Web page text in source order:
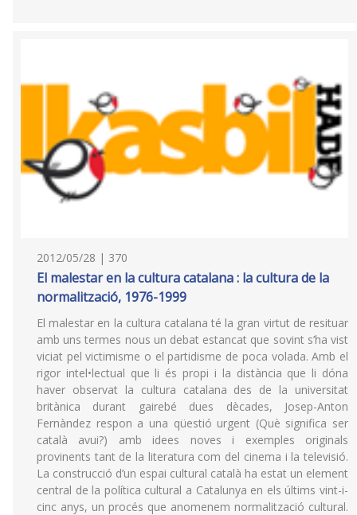
2012/05/28 | 370
El malestar en la cultura catalana : la cultura de la
normalització, 1976-1999
El malestar en la cultura catalana té la gran virtut de resituar
amb uns termes nous un debat estancat que sovint s’ha vist
viciat pel victimisme o el partidisme de poca volada. Amb el
rigor intel•lectual que li és propi i la distància que li dóna
haver observat la cultura catalana des de la universitat
britànica durant gairebé dues dècades, Josep-Anton
Fernàndez respon a una qüestió urgent (Què significa ser
català avui?) amb idees noves i exemples originals
provinents tant de la literatura com del cinema i la televisió.
La construcció d’un espai cultural català ha estat un element
central de la política cultural a Catalunya en els últims vint-i-
cinc anys, un procés que anomenem normalització cultural.